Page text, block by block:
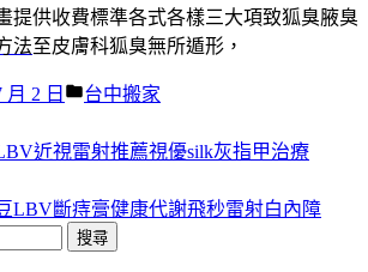
提供收費標準各式各樣三大項致狐臭腋臭
法至皮膚科狐臭無所遁形，
月 2 日
分
台中搬家
近視雷射推薦視優silk灰指甲治療
LBV斷痔膏健康代謝飛秒雷射白內障